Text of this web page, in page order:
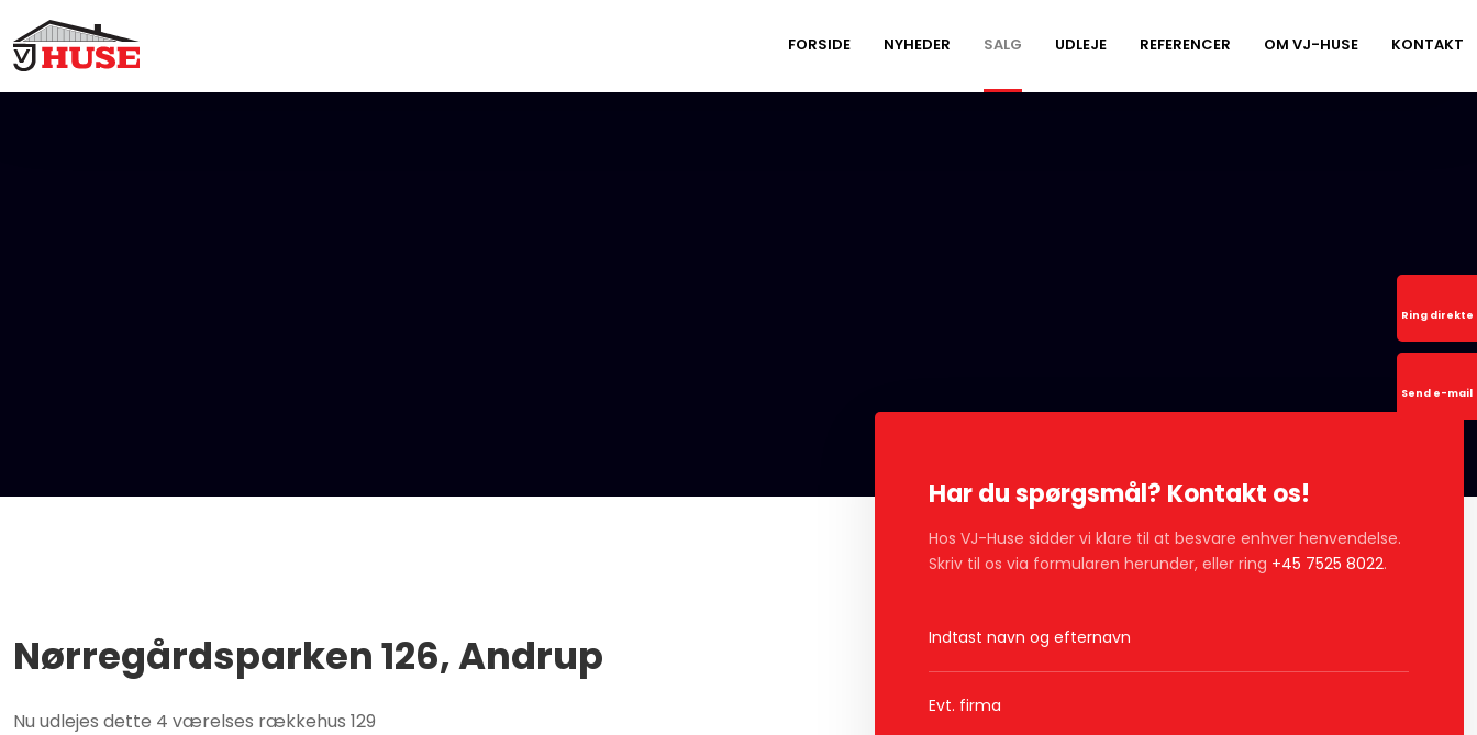
Ring direkte
Send e-mail
FORSIDE NYHEDER SALG UDLEJE REFERENCER OM VJ-HUSE KONTAKT
Nørregårdsparken 126, Andrup​
​Nu udlejes dette 4 værelses rækkehus 129
Har du spørgsmål? Kontakt os!
Hos VJ-Huse sidder vi klare til at besvare enhver henvendelse.
Skriv til os via formularen herunder, eller ring +45 7525 8022.